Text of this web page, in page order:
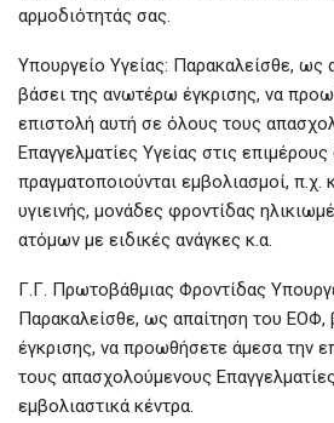
αρμοδιότητάς σας.
Υπουργείο Υγείας: Παρακαλείσθε, ως
βάσει της ανωτέρω έγκρισης, να
επιστολή αυτή σε όλους τους
Επαγγελματίες Υγείας στις
πραγματοποιούνται εμβολιασμοί, π.χ.
υγιεινής, μονάδες φροντίδας
ατόμων με ειδικές ανάγκες κ.α.
Γ.Γ. Πρωτοβάθμιας Φροντίδας
Παρακαλείσθε, ως απαίτηση του ΕΟΦ,
έγκρισης, να προωθήσετε άμεσα την
τους απασχολούμενους
εμβολιαστικά κέντρα.